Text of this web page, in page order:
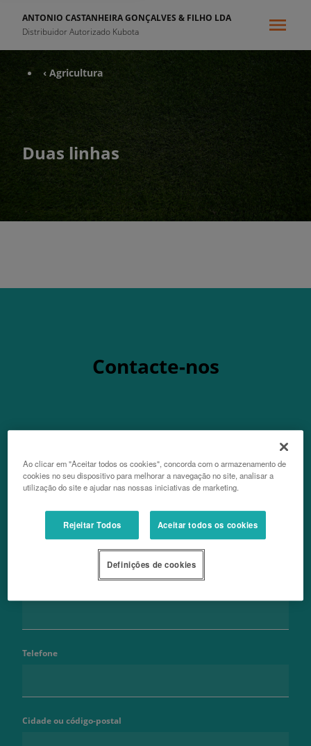
ANTONIO CASTANHEIRA GONÇALVES & FILHO LDA
Distribuidor Autorizado Kubota
‹ Agricultura
Duas linhas
Contacte-nos
Telefone
Cidade ou código-postal
Ao clicar em "Aceitar todos os cookies", concorda com o armazenamento de
cookies no seu dispositivo para melhorar a navegação no site, analisar a
utilização do site e ajudar nas nossas iniciativas de marketing.
Rejeitar Todos Aceitar todos os cookies
Definições de cookies